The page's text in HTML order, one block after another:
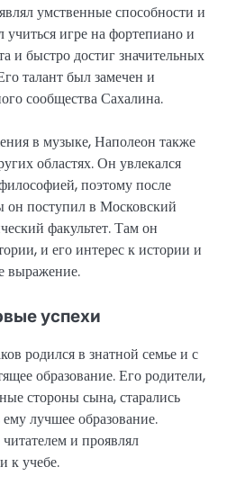
умственные способности и
игре на фортепиано и
и быстро достиг значительных
талант был замечен и
сообщества Сахалина.
в музыке, Наполеон также
областях. Он увлекался
поэтому после
он поступил в Московский
факультет. Там он
и его интерес к истории и
выражение.
успехи
родился в знатной семье и с
образование. Его родители,
стороны сына, старались
лучшее образование.
и проявлял
к учебе.